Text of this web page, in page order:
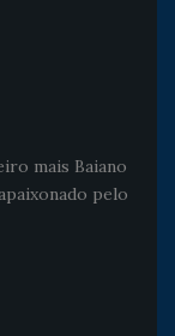
mais Baiano
pelo